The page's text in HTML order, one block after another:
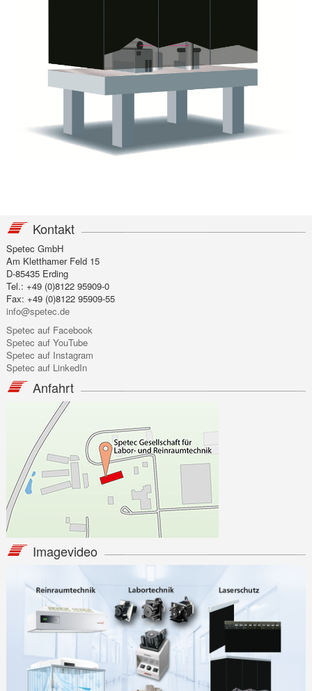
Kontakt
Spetec GmbH
Am Kletthamer Feld 15
D-85435 Erding
Tel.: +49 (0)8122 95909-0
Fax: +49 (0)8122 95909-55
info@spetec.de
Spetec auf Facebook
Spetec auf YouTube
Spetec auf Instagram
Spetec auf LinkedIn
Anfahrt
Imagevideo